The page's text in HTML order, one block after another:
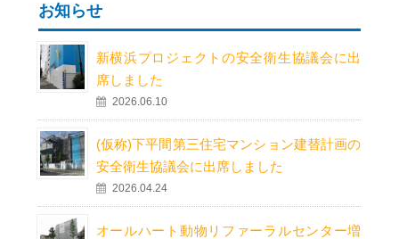
お知らせ
新横浜プロジェクトの安全衛生協議会に出
席しました
2026.06.10
(仮称)下平間第三住宅マンション建替計画の
安全衛生協議会に出席しました
2026.04.24
オールハート動物リファーラルセンター増